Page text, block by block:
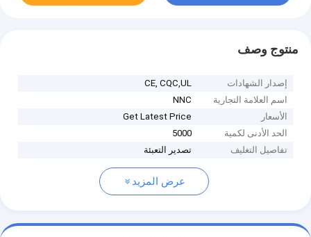
منتوج وصف
إصدار الشهادات
CE, CQC,UL
اسم العلامة التجارية
NNC
الأسعار
Get Latest Price
الحد الأدنى لكمية
5000
تفاصيل التغليف
تصدير التعبئة
عرض المزيد